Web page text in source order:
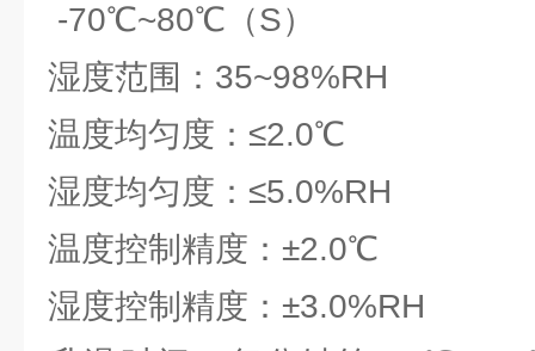
-70℃~80℃（S）
湿度范围：35~98%RH
温度均匀度：≤2.0℃
湿度均匀度：≤5.0%RH
温度控制精度：±2.0℃
湿度控制精度：±3.0%RH